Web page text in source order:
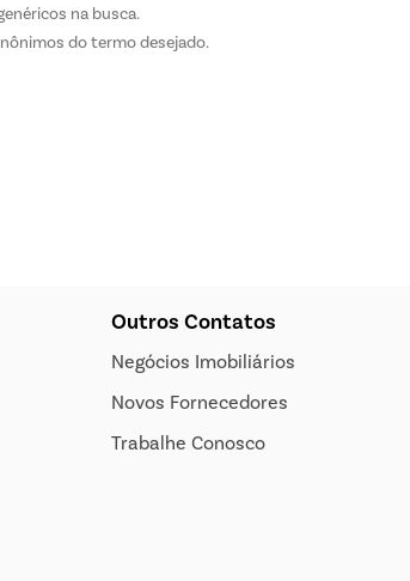
na busca.
do termo desejado.
Outros Contatos
Negócios Imobiliários
Novos Fornecedores
Trabalhe Conosco